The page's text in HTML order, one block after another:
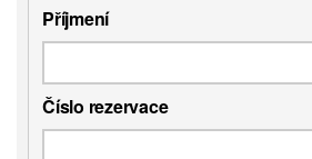
Příjmení
Číslo rezervace